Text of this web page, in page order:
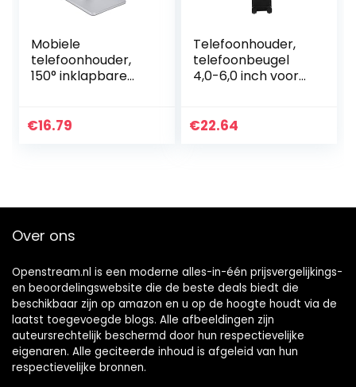
Mobiele
telefoonhouder,
150° inklapbare
tablets en
€16.79
Telefoonhouder,
telefoonbeugel
4,0-6,0 inch voor
€22.64
Over ons
Openstream.nl is een moderne alles-in-één prijsvergelijkings-
en beoordelingswebsite die de beste deals biedt die
beschikbaar zijn op amazon en u op de hoogte houdt via de
laatst toegevoegde blogs. Alle afbeeldingen zijn
auteursrechtelijk beschermd door hun respectievelijke
eigenaren. Alle geciteerde inhoud is afgeleid van hun
respectievelijke bronnen.